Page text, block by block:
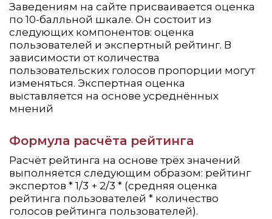
Заведениям на сайте присваивается оценка
по 10-балльной шкале. Он состоит из
следующих компонентов: оценка
пользователей и экспертный рейтинг. В
зависимости от количества
пользовательских голосов пропорции могут
изменяться. Экспертная оценка
выставляется на основе усреднённых
мнений
Формула расчёта рейтинга
Расчёт рейтинга на основе трёх значений
выполняется следующим образом: рейтинг
экспертов * 1/3 + 2/3 * (средняя оценка
рейтинга пользователей * количество
голосов рейтинга пользователей).